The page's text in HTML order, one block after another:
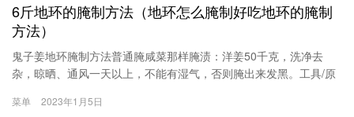
6斤地环的腌制方法（地环怎么腌制好吃地环的腌制
方法）
鬼子姜地环腌制方法普通腌咸菜那样腌渍：洋姜50千克，洗净去
杂，晾晒、通风一天以上，不能有湿气，否则腌出来发黑。工具/原
克，洗净去杂，晾晒、通风一天以上，不能有湿气，否则腌出来发
菜单 2023年1月5日